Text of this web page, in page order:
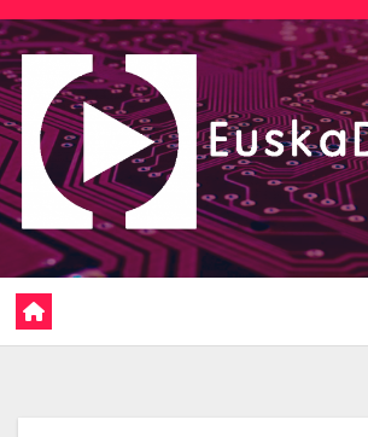
Saltar
al
contenido